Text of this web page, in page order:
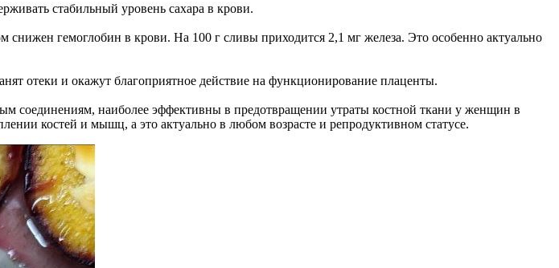
стабильный уровень сахара в крови.
гемоглобин в крови. На 100 г сливы приходится 2,1 мг железа. Это особенно актуально
отеки и окажут благоприятное действие на функционирование плаценты.
соединениям, наиболее эффективны в предотвращении утраты костной ткани у женщин в
костей и мышц, а это актуально в любом возрасте и репродуктивном статусе.